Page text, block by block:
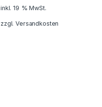
inkl. 19 % MwSt.
zzgl.Versandkosten